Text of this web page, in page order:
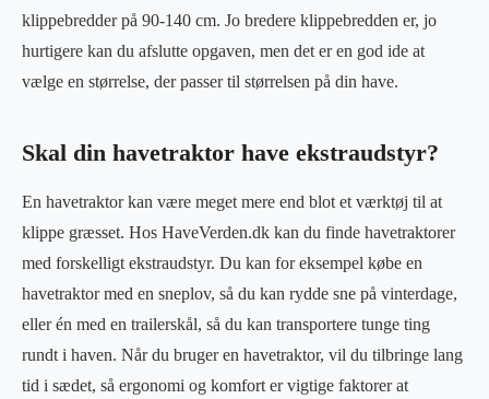
klippebredder på 90-140 cm. Jo bredere klippebredden er, jo
hurtigere kan du afslutte opgaven, men det er en god ide at
vælge en størrelse, der passer til størrelsen på din have.
Skal din havetraktor have ekstraudstyr?
En havetraktor kan være meget mere end blot et værktøj til at
klippe græsset. Hos HaveVerden.dk kan du finde havetraktorer
med forskelligt ekstraudstyr. Du kan for eksempel købe en
havetraktor med en sneplov, så du kan rydde sne på vinterdage,
eller én med en trailerskål, så du kan transportere tunge ting
rundt i haven. Når du bruger en havetraktor, vil du tilbringe lang
tid i sædet, så ergonomi og komfort er vigtige faktorer at